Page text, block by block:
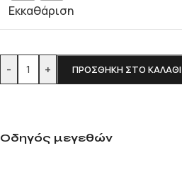
Εκκαθάριση
- + ΠΡΟΣΘΉΚΗ ΣΤΟ ΚΑΛΆΘΙ
Οδηγός μεγεθών